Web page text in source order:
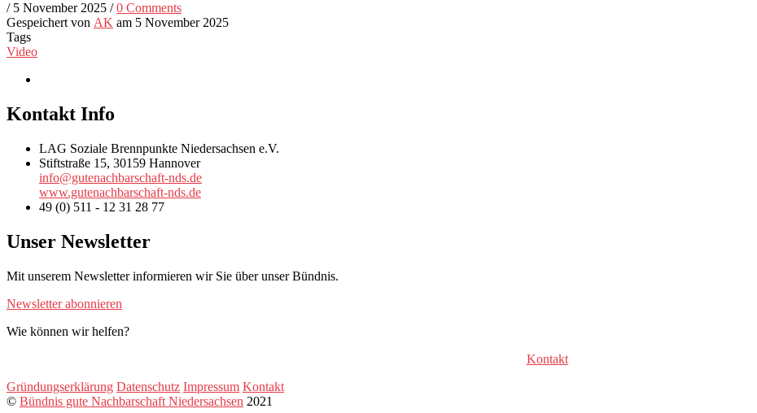
/ 5 November 2025 /0 Comments
Gespeichert von AK am 5 November 2025
Tags
Video
Kontakt Info
LAG Soziale Brennpunkte Niedersachsen e.V.
Stiftstraße 15, 30159 Hannover
info@gutenachbarschaft-nds.de
www.gutenachbarschaft-nds.de
49 (0) 511 - 12 31 28 77
Unser Newsletter
Mit unserem Newsletter informieren wir Sie über unser Bündnis.
Newsletter abonnieren
Wie können wir helfen?
Kontakt
Gründungserklärung Datenschutz Impressum Kontakt
© Bündnis gute Nachbarschaft Niedersachsen 2021